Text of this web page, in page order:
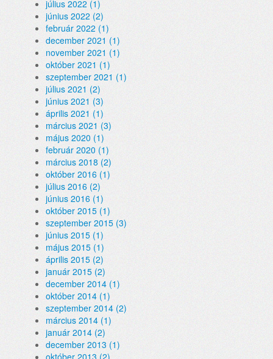
július 2022 (1)
június 2022 (2)
február 2022 (1)
december 2021 (1)
november 2021 (1)
október 2021 (1)
szeptember 2021 (1)
július 2021 (2)
június 2021 (3)
április 2021 (1)
március 2021 (3)
május 2020 (1)
február 2020 (1)
március 2018 (2)
október 2016 (1)
július 2016 (2)
június 2016 (1)
október 2015 (1)
szeptember 2015 (3)
június 2015 (1)
május 2015 (1)
április 2015 (2)
január 2015 (2)
december 2014 (1)
október 2014 (1)
szeptember 2014 (2)
március 2014 (1)
január 2014 (2)
december 2013 (1)